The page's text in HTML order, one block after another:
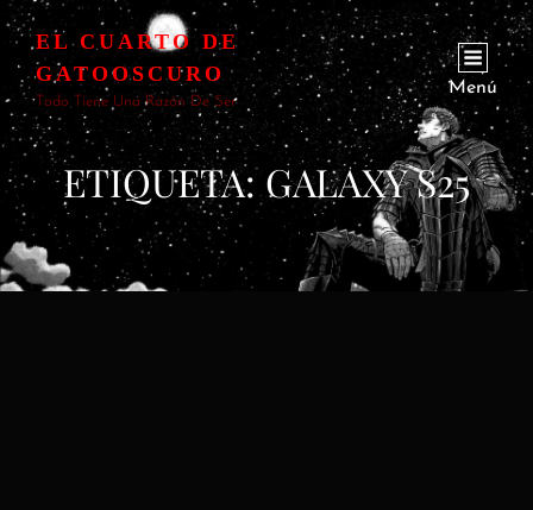
EL CUARTO DE
GATOOSCURO
Todo Tiene Una Razón De Ser
Menú
ETIQUETA:GALAXY S25